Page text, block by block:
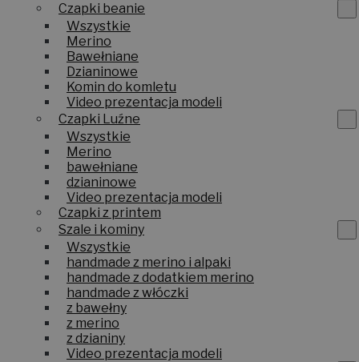
Czapki beanie
Wszystkie
Merino
Bawełniane
Dzianinowe
Komin do komletu
Video prezentacja modeli
Czapki Luźne
Wszystkie
Merino
bawełniane
dzianinowe
Video prezentacja modeli
Czapki z printem
Szale i kominy
Wszystkie
handmade z merino i alpaki
handmade z dodatkiem merino
handmade z włóczki
z bawełny
z merino
z dzianiny
Video prezentacja modeli